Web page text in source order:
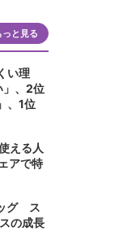
っと見る
い理
、2位
、1位
える人
アで特
グ ス
の成長